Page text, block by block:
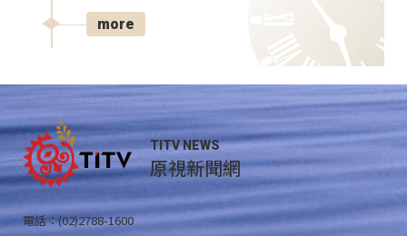
more
TITV NEWS
原視新聞網
電話：(02)2788-1600